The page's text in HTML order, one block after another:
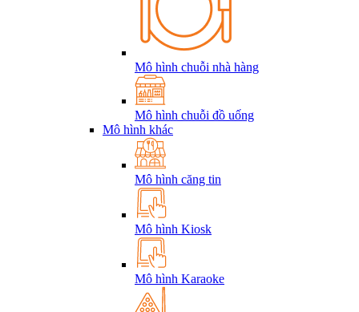
Mô hình chuỗi nhà hàng
Mô hình chuỗi đồ uống
Mô hình khác
Mô hình căng tin
Mô hình Kiosk
Mô hình Karaoke